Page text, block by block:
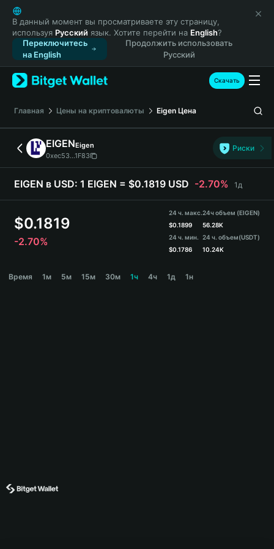
English
日本語
Tiếng Việt
Русский
Español (Latinoamérica)
Türkçe
Français
Deutsch
简体中文
繁體中文
Português (Portugal)
Bahasa Indonesia
ภาษาไทย
Español
Español (Argentina)
В данный момент вы просматриваете эту страницу,
используя Русский язык. Хотите перейти на English?
Переключитесь
на English
Продолжить использовать
Русский
Скачать
Главная Цены на криптовалюты Eigen Цена
EIGENEigen
0xec53...1F83
Риски
EIGEN в USD: 1 EIGEN = $0.1819 USD -2.70% 1д
$0.1819
-2.70%
24 ч. макс.
$0.1899
24 ч. мин.
$0.1786
24ч объем (EIGEN)
56.28K
24 ч. объем(USDT)
10.24K
Время 1м 5м 15м 30м 1ч 4ч 1д 1н